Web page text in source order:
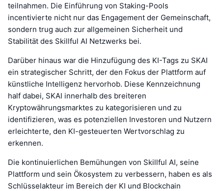
teilnahmen. Die Einführung von Staking-Pools
incentivierte nicht nur das Engagement der Gemeinschaft,
sondern trug auch zur allgemeinen Sicherheit und
Stabilität des Skillful AI Netzwerks bei.
Darüber hinaus war die Hinzufügung des KI-Tags zu SKAI
ein strategischer Schritt, der den Fokus der Plattform auf
künstliche Intelligenz hervorhob. Diese Kennzeichnung
half dabei, SKAI innerhalb des breiteren
Kryptowährungsmarktes zu kategorisieren und zu
identifizieren, was es potenziellen Investoren und Nutzern
erleichterte, den KI-gesteuerten Wertvorschlag zu
erkennen.
Die kontinuierlichen Bemühungen von Skillful AI, seine
Plattform und sein Ökosystem zu verbessern, haben es als
Schlüsselakteur im Bereich der KI und Blockchain